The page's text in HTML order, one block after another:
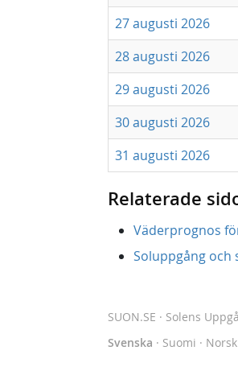
27 augusti 2026
28 augusti 2026
29 augusti 2026
30 augusti 2026
31 augusti 2026
Relaterade
Väderprognos
Soluppgång och
SUON.SE · Solens
Svenska · Suomi · Norsk